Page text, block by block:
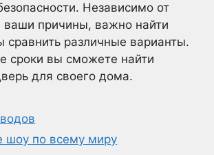
Независимо от
ваши причины, важно найти
сравнить различные варианты.
сроки вы сможете найти
для своего дома.
шоу по всему миру